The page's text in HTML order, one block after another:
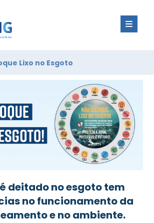
Lixo no Esgoto
deitado no esgoto tem
no funcionamento da
e no ambiente.